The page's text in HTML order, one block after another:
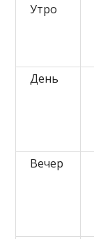
Утро
День
Вечер